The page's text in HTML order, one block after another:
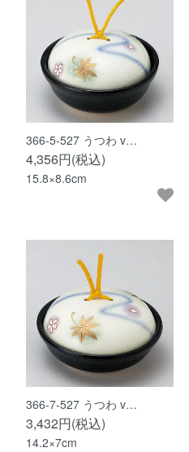
366-5-527 うつわ v…
4,356円(税込)
15.8×8.6cm
366-7-527 うつわ v…
3,432円(税込)
14.2×7cm